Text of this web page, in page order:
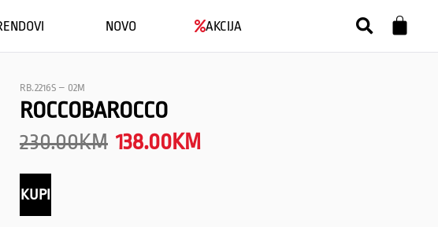
NOVO AKCIJA
RB.2216S – 02M
ROCCOBAROCCO
230.00KM 138.00KM
KUPI